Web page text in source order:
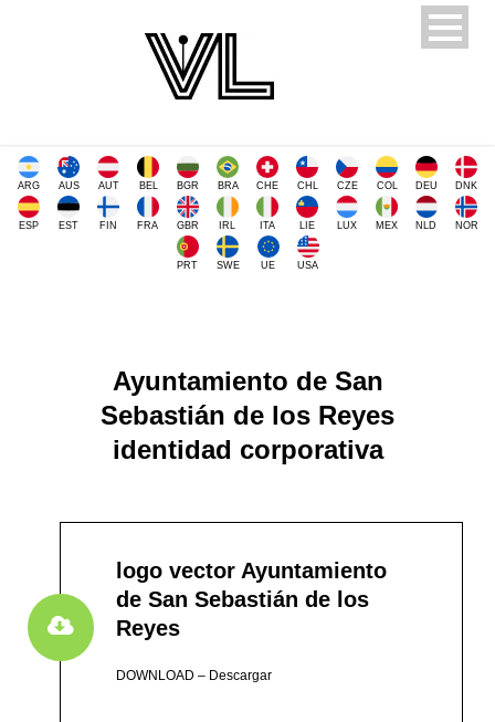
ARG AUS AUT BEL BGR BRA CHE CHL CZE COL DEU DNK
ESP EST FIN FRA GBR IRL ITA LIE LUX MEX NLD NOR
PRT SWE UE USA
Ayuntamiento de San
Sebastián de los Reyes
identidad corporativa
logo vector Ayuntamiento
de San Sebastián de los
Reyes
DOWNLOAD – Descargar